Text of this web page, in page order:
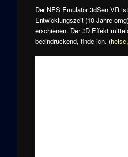
Der NES Emulator 3dSen VR
Entwicklungszeit (10 Jahre
erschienen. Der 3D Effekt
beeindruckend, finde ich. (heise,